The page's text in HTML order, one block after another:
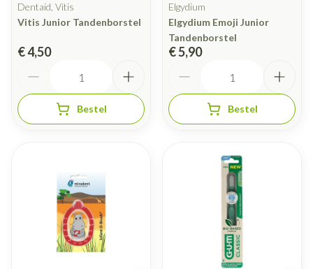
Dentaid, Vitis
Vitis Junior Tandenborstel
€ 4,50
Bestel
Elgydium
Elgydium Emoji Junior
Tandenborstel
€ 5,90
Bestel